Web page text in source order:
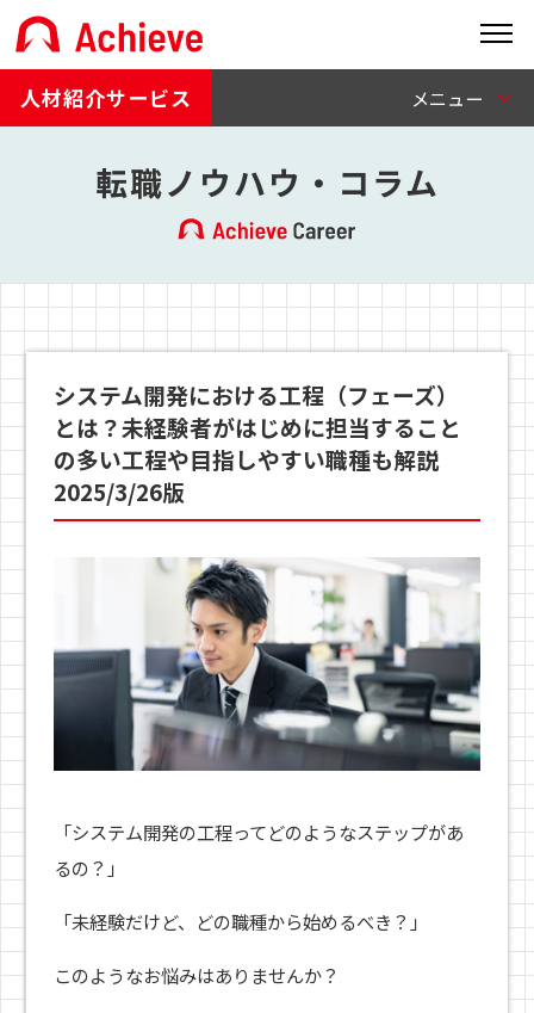
人材紹介サービス
転職ノウハウ・コラム
システム開発における工程（フェーズ）
とは？未経験者がはじめに担当すること
の多い工程や目指しやすい職種も解説
2025/3/26版
「システム開発の工程ってどのようなステップがあ
るの？」
「未経験だけど、どの職種から始めるべき？」
このようなお悩みはありませんか？